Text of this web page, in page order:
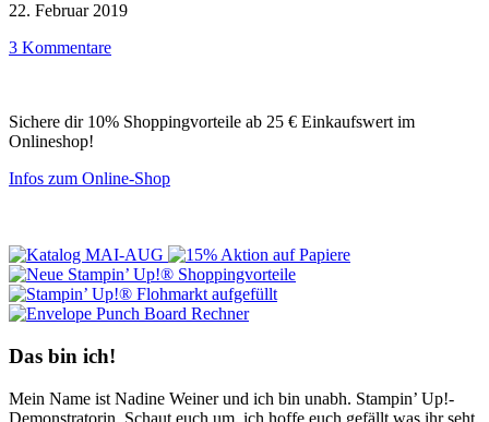
22. Februar 2019
3 Kommentare
Sichere dir 10% Shoppingvorteile ab 25 € Einkaufswert im
Onlineshop!
Infos zum Online-Shop
Das bin ich!
Mein Name ist Nadine Weiner und ich bin unabh. Stampin’ Up!-
Demonstratorin. Schaut euch um, ich hoffe euch gefällt was ihr seht.